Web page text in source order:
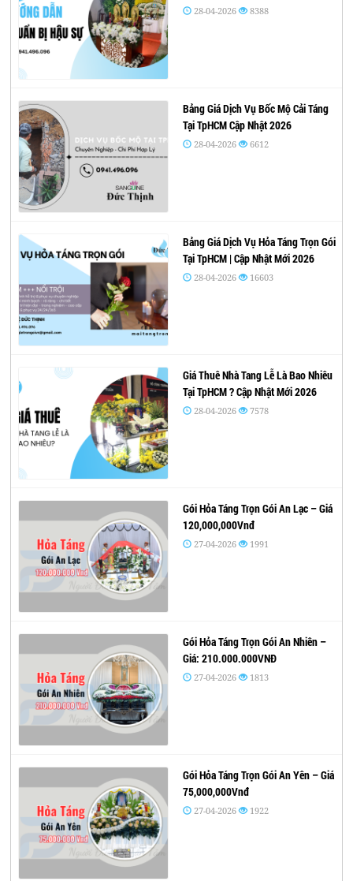
28-04-2026 8388
Bảng Giá Dịch Vụ Bốc Mộ Cải Táng
Tại TpHCM Cập Nhật 2026
28-04-2026 6612
Bảng Giá Dịch Vụ Hỏa Táng Trọn Gói
Tại TpHCM | Cập Nhật Mới 2026
28-04-2026 16603
Giá Thuê Nhà Tang Lễ Là Bao Nhiêu
Tại TpHCM ? Cập Nhật Mới 2026
28-04-2026 7578
Gói Hỏa Táng Trọn Gói An Lạc – Giá
120,000,000Vnđ
27-04-2026 1991
Gói Hỏa Táng Trọn Gói An Nhiên –
Giá: 210.000.000VNĐ
27-04-2026 1813
Gói Hỏa Táng Trọn Gói An Yên – Giá
75,000,000Vnđ
27-04-2026 1922